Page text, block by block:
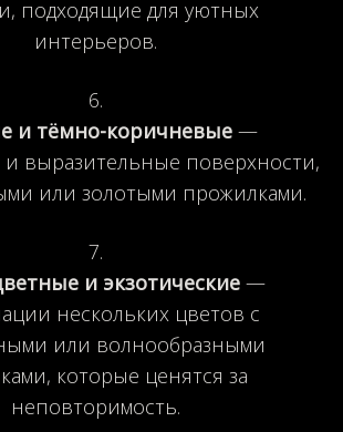
подходящие для уютных
интерьеров.
и тёмно-коричневые—
выразительные поверхности,
или золотыми прожилками.
и экзотические—
нескольких цветов с
или волнообразными
которые ценятся за
неповторимость.